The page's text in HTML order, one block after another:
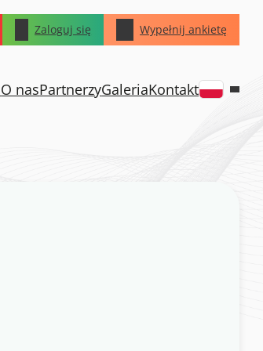
Zaloguj się Wypełnij ankietę
O nasPartnerzyGaleriaKontakt